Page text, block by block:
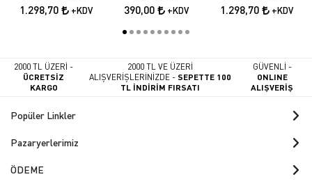
1.298,70 +KDV 390,00 +KDV 1.298,70 +KDV
2000 TL ÜZERİ -
ÜCRETSİZ
KARGO
2000 TL VE ÜZERİ
ALIŞVERİŞLERİNİZDE -SEPETTE 100
TL İNDİRİM FIRSATI
GÜVENLİ -
ONLINE
ALIŞVERİŞ
Popüler Linkler
Pazaryerlerimiz
ÖDEME